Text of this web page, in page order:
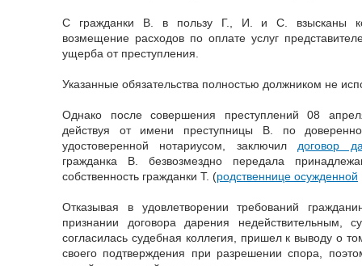
С гражданки В. в пользу Г., И. и С. взысканы
возмещение расходов по оплате услуг
ущерба от преступления.
Указанные обязательства полностью должником не
Однако после совершения преступлений 08
действуя от имени преступницы В. по
удостоверенной нотариусом, заключил договор
гражданка В. безвозмездно передала
собственность гражданки Т. (родственнице осужденной
Отказывая в удовлетворении требований
признании договора дарения
согласилась судебная коллегия, пришел к выводу о
своего подтверждения при разрешении спора,